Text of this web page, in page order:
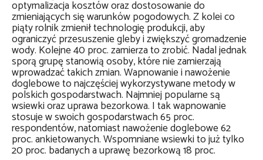
optymalizacja kosztów oraz dostosowanie do
zmieniających się warunków pogodowych. Z kolei co
piąty rolnik zmienił technologię produkcji, aby
ograniczyć przesuszenie gleby i zwiększyć gromadzenie
wody. Kolejne 40 proc. zamierza to zrobić. Nadal jednak
sporą grupę stanowią osoby, które nie zamierzają
wprowadzać takich zmian. Wapnowanie i nawożenie
doglebowe to najczęściej wykorzystywane metody w
polskich gospodarstwach. Najmniej popularne są
wsiewki oraz uprawa bezorkowa. I tak wapnowanie
stosuje w swoich gospodarstwach 65 proc.
respondentów, natomiast nawożenie doglebowe 62
proc. ankietowanych. Wspomniane wsiewki to już tylko
20 proc. badanych a uprawę bezorkową 18 proc.